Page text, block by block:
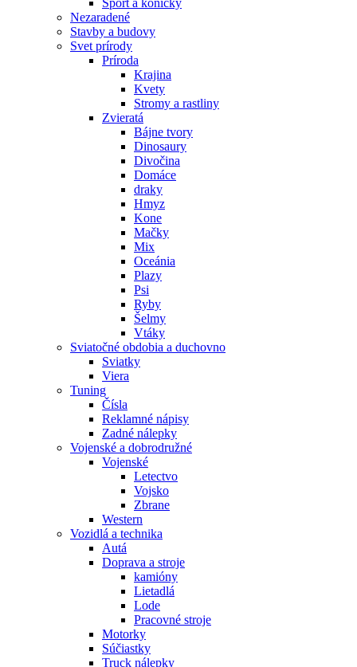
Šport a koníčky
Nezaradené
Stavby a budovy
Svet prírody
Príroda
Krajina
Kvety
Stromy a rastliny
Zvieratá
Bájne tvory
Dinosaury
Divočina
Domáce
draky
Hmyz
Kone
Mačky
Mix
Oceánia
Plazy
Psi
Ryby
Šelmy
Vtáky
Sviatočné obdobia a duchovno
Sviatky
Viera
Tuning
Čísla
Reklamné nápisy
Zadné nálepky
Vojenské a dobrodružné
Vojenské
Letectvo
Vojsko
Zbrane
Western
Vozidlá a technika
Autá
Doprava a stroje
kamióny
Lietadlá
Lode
Pracovné stroje
Motorky
Súčiastky
Truck nálepky